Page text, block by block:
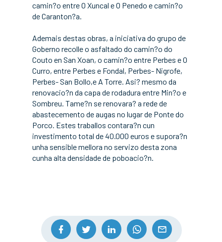
camin?o entre O Xuncal e O Penedo e camin?o
de Caranton?a.
Ademais destas obras, a iniciativa do grupo de
Goberno recolle o asfaltado do camin?o do
Couto en San Xoan, o camin?o entre Perbes e O
Curro, entre Perbes e Fondal, Perbes- Nigrofe,
Perbes- San Bollo,e A Torre. Asi? mesmo da
renovacio?n da capa de rodadura entre Min?o e
Sombreu. Tame?n se renovara? a rede de
abastecemento de augas no lugar de Ponte do
Porco. Estes traballos contara?n cun
investimento total de 40.000 euros e supora?n
unha sensible mellora no servizo desta zona
cunha alta densidade de poboacio?n.